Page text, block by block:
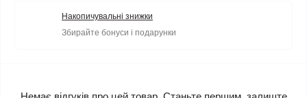
Накопичувальні знижки
Збирайте бонуси і подарунки